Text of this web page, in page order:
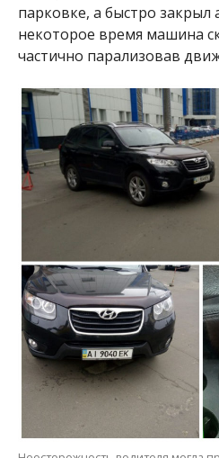
парковке, а быстро закрыл
некоторое время машина
частично парализовав